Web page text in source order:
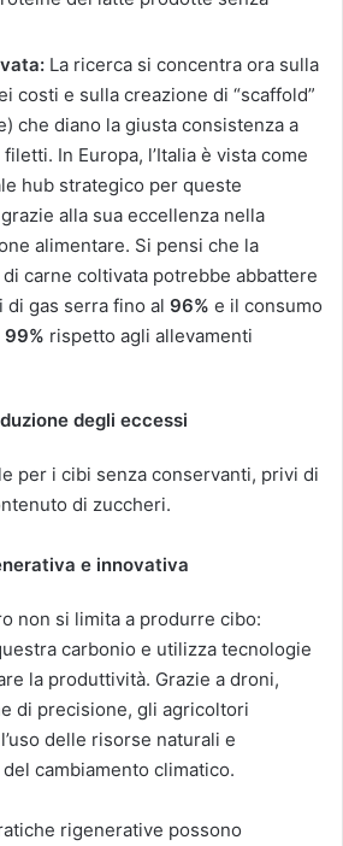
La ricerca si concentra ora sulla
costi e sulla creazione di “scaffold”
che diano la giusta consistenza a
In Europa, l’Italia è vista come
hub strategico per queste
alla sua eccellenza nella
alimentare. Si pensi che la
carne coltivata potrebbe abbattere
di gas serra fino al 96% e il consumo
99% rispetto agli allevamenti
degli eccessi
per i cibi senza conservanti, privi di
di zuccheri.
e innovativa
non si limita a produrre cibo:
carbonio e utilizza tecnologie
la produttività. Grazie a droni,
di precisione, gli agricoltori
delle risorse naturali e
cambiamento climatico.
rigenerative possono